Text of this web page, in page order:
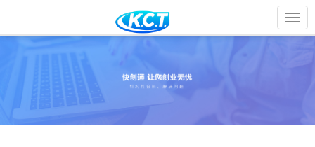
{dede:include filename="tpl/head.html"/}